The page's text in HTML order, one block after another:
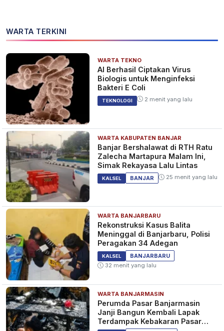
Kapolres Tanah Bumbu Minta
Operator Call Center 110 Siaga
Hadapi Mudik Lebaran 2025
KALSEL 1 tahun yang lalu
Solidaritas Polres Tanah
Bumbu, Gelar Salat Gaib untuk
3 Personel Bhayangkara Polda
Lampung
KALSEL 1 tahun yang lalu
Emak-emak Desa Gunung
Antasari Semringah Menerima
Bingkisan dari Kapolres Tanah
Bumbu
KALSEL 1 tahun yang lalu
Jalan Raya Batulicin Padat
Jelang Berbuka Puasa,
Kapolres Tanah Bumbu Turun
Langsung Mengatur Arus Lalu
WARTA TERKINI
WARTA TEKNO
AI Berhasil Ciptakan Virus
Biologis untuk Menginfeksi
Bakteri E Coli
TEKNOLOGI 2 menit yang lalu
WARTA KABUPATEN BANJAR
Banjar Bershalawat di RTH Ratu
Zalecha Martapura Malam Ini,
Simak Rekayasa Lalu Lintas
KALSEL BANJAR 25 menit yang lalu
WARTA BANJARBARU
Rekonstruksi Kasus Balita
Meninggal di Banjarbaru, Polisi
Peragakan 34 Adegan
KALSEL
BANJARBARU
32 menit yang lalu
WARTA BANJARMASIN
Perumda Pasar Banjarmasin
Janji Bangun Kembali Lapak
Terdampak Kebakaran Pasar